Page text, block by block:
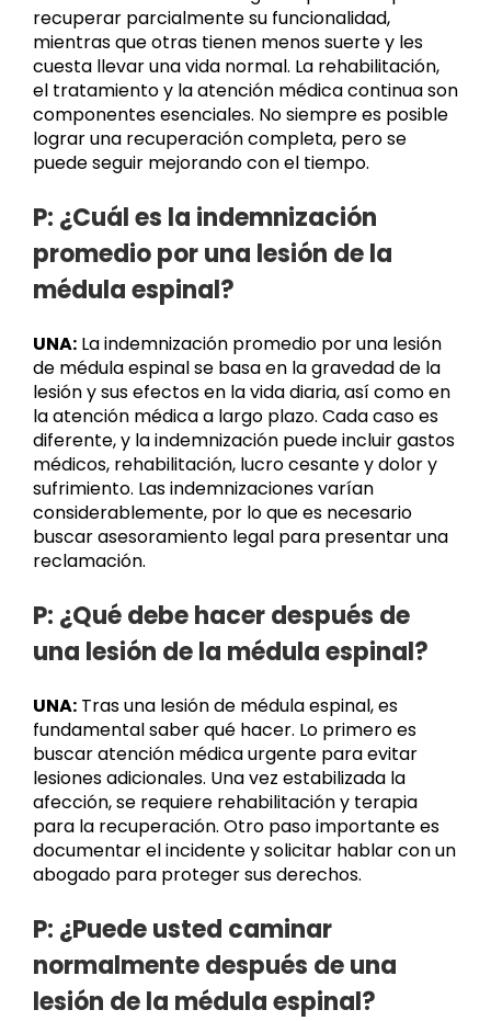
recuperar parcialmente su funcionalidad,
mientras que otras tienen menos suerte y les
cuesta llevar una vida normal. La rehabilitación,
el tratamiento y la atención médica continua son
componentes esenciales. No siempre es posible
lograr una recuperación completa, pero se
puede seguir mejorando con el tiempo.
P: ¿Cuál es la indemnización
promedio por una lesión de la
médula espinal?
UNA: La indemnización promedio por una lesión
de médula espinal se basa en la gravedad de la
lesión y sus efectos en la vida diaria, así como en
la atención médica a largo plazo. Cada caso es
diferente, y la indemnización puede incluir gastos
médicos, rehabilitación, lucro cesante y dolor y
sufrimiento. Las indemnizaciones varían
considerablemente, por lo que es necesario
buscar asesoramiento legal para presentar una
reclamación.
P: ¿Qué debe hacer después de
una lesión de la médula espinal?
UNA: Tras una lesión de médula espinal, es
fundamental saber qué hacer. Lo primero es
buscar atención médica urgente para evitar
lesiones adicionales. Una vez estabilizada la
afección, se requiere rehabilitación y terapia
para la recuperación. Otro paso importante es
documentar el incidente y solicitar hablar con un
abogado para proteger sus derechos.
P: ¿Puede usted caminar
normalmente después de una
lesión de la médula espinal?